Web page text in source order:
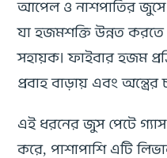
আপেল ও নাশপাতির জুসে
যা হজমশক্তি উন্নত
সহায়ক। ফাইবার হজম
প্রবাহ বাড়ায় এবং
এই ধরনের জুস পেটে
করে, পাশাপাশি এটি